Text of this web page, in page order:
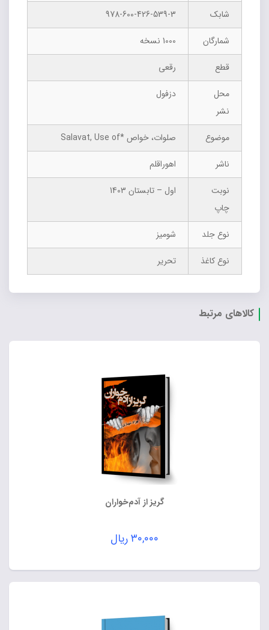
شابک
978-600-426-539-3
شمارگان
1000 نسخه
قطع
رقعی
محل
نشر
دزفول
موضوع
صلوات، خواص *Salavat, Use of
ناشر
اهوراقلم
نوبت
چاپ
اول – تابستان 1403
نوع جلد
شومیز
نوع کاغذ
تحریر
کالاهای مرتبط
گریز از آدم‌خواران
۳۰,۰۰۰ریال